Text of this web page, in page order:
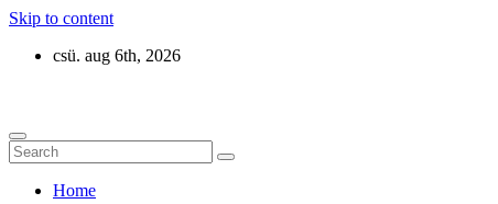
Skip to content
csü. aug 6th, 2026
Home